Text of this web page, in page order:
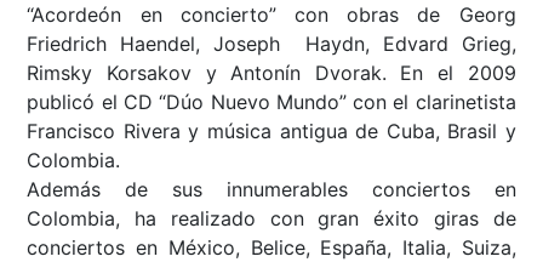
“Acordeón en concierto” con obras de Georg
Friedrich Haendel, Joseph Haydn, Edvard Grieg,
Rimsky Korsakov y Antonín Dvorak. En el 2009
publicó el CD “Dúo Nuevo Mundo” con el clarinetista
Francisco Rivera y música antigua de Cuba, Brasil y
Colombia.
Además de sus innumerables conciertos en
Colombia, ha realizado con gran éxito giras de
conciertos en México, Belice, España, Italia, Suiza,